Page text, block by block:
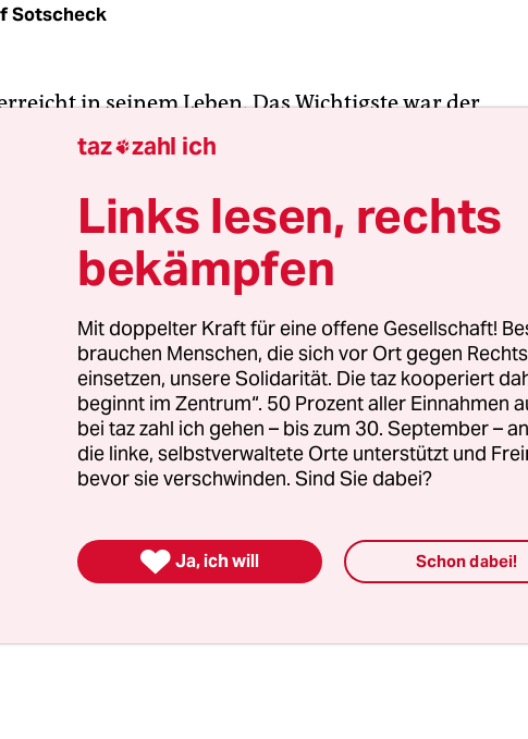
Sotscheck
in seinem Leben. Das Wichtigste war der
der am Karfreitag 1998 in das Belfaster
das der britischen Krisenprovinz relativen
an eine friedliche Strategie, als der
Jahre ausbrach. 1970 gründete er die
und Arbeiterpartei SDLP, für die er ins Londoner
auch ins Europaparlament einzog. Seine
auch im eigenen Lager, weil viele
taz zahl ich
Links lesen, rechts
bekämpfen
Mit doppelter Kraft für eine offene Gesellschaft!
brauchen Menschen, die sich vor Ort gegen
einsetzen, unsere Solidarität. Die taz kooperiert
beginnt im Zentrum“. 50 Prozent aller Einnahmen
bei taz zahl ich gehen – bis zum 30. September –
die linke, selbstverwaltete Orte unterstützt und
bevor sie verschwinden. Sind Sie dabei?
 Ja, ich will Schon dabei!